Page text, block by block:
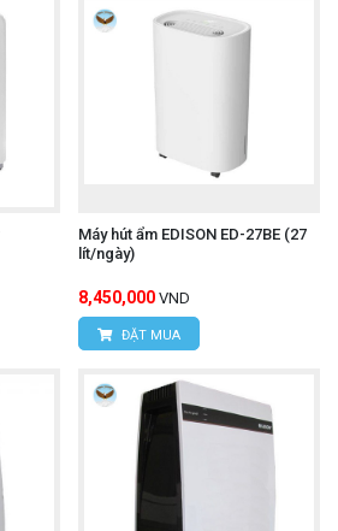
Máy hút ẩm EDISON ED-27BE (27
lít/ngày)
8,450,000 VND
ĐẶT MUA